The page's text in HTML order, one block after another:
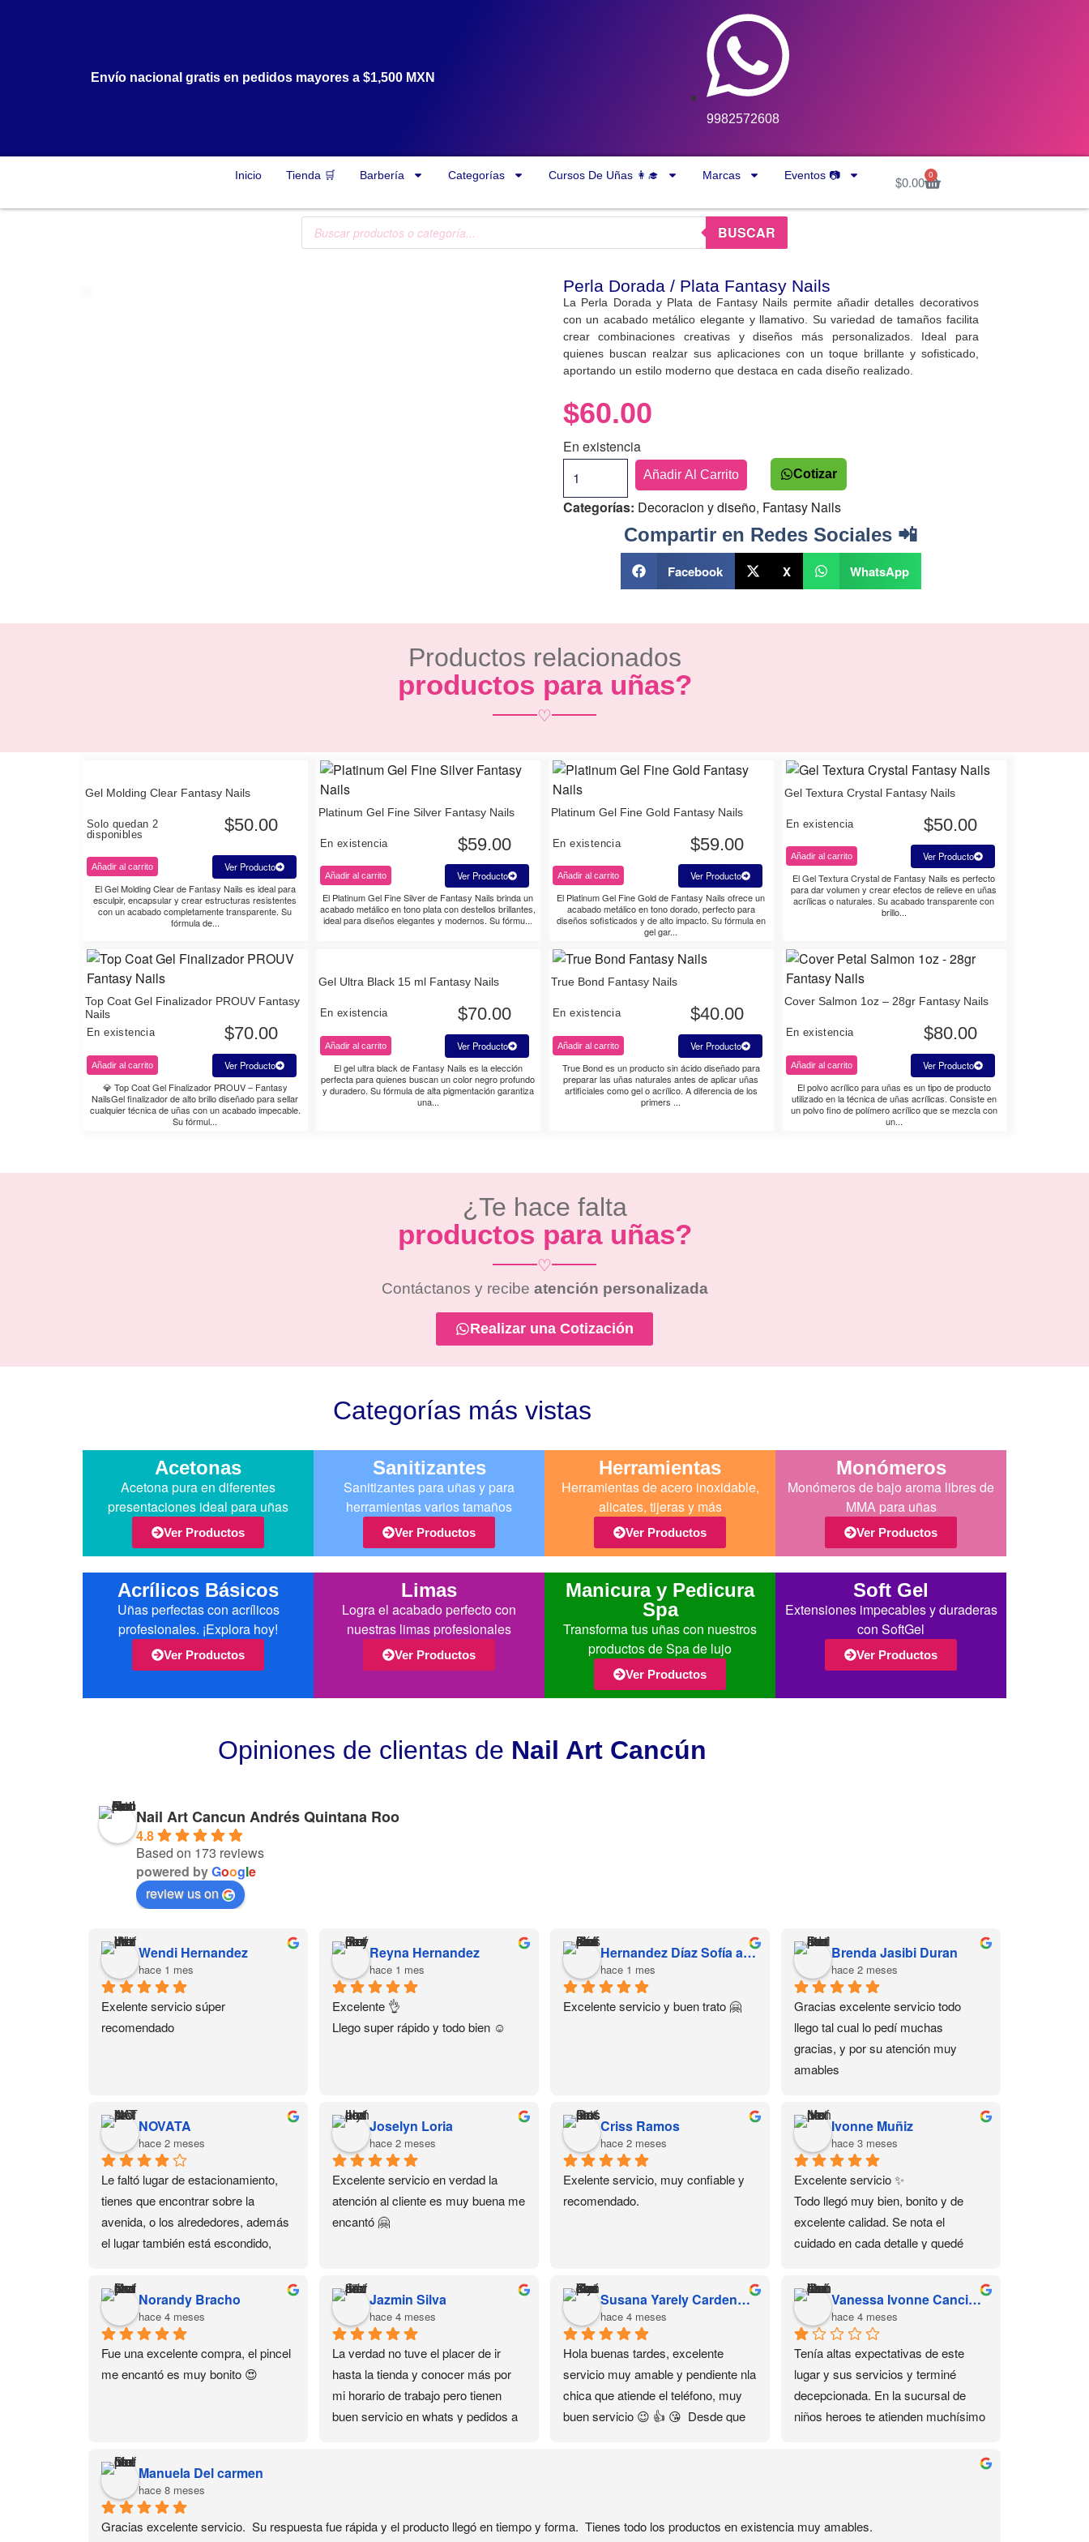
Envío nacional gratis en pedidos mayores a $1,500 MXN
9982572608
Inicio Tienda 🛒 Barbería Categorías Cursos De Uñas 👩‍🎓 Marcas Eventos 📷 $0.00 0
BUSCAR
Perla Dorada / Plata Fantasy Nails
La Perla Dorada y Plata de Fantasy Nails permite añadir detalles decorativos
con un acabado metálico elegante y llamativo. Su variedad de tamaños facilita
crear combinaciones creativas y diseños más personalizados. Ideal para
quienes buscan realzar sus aplicaciones con un toque brillante y sofisticado,
aportando un estilo moderno que destaca en cada diseño realizado.
$60.00
En existencia
Añadir Al Carrito Cotizar
Categorías: Decoracion y diseño, Fantasy Nails
Compartir en Redes Sociales 📲
Facebook X WhatsApp
Productos relacionados
productos para uñas?
♡
Gel Molding Clear Fantasy Nails
Solo quedan 2
disponibles
$50.00
Añadir al carrito
Ver Producto
El Gel Molding Clear de Fantasy Nails es ideal para
esculpir, encapsular y crear estructuras resistentes
con un acabado completamente transparente. Su
fórmula de...
Platinum Gel Fine Silver Fantasy Nails
En existencia $59.00
Añadir al carrito
Ver Producto
El Platinum Gel Fine Silver de Fantasy Nails brinda un
acabado metálico en tono plata con destellos brillantes,
ideal para diseños elegantes y modernos. Su fórmu...
Platinum Gel Fine Gold Fantasy Nails
En existencia $59.00
Añadir al carrito
Ver Producto
El Platinum Gel Fine Gold de Fantasy Nails ofrece un
acabado metálico en tono dorado, perfecto para
diseños sofisticados y de alto impacto. Su fórmula en
gel gar...
Gel Textura Crystal Fantasy Nails
En existencia $50.00
Añadir al carrito
Ver Producto
El Gel Textura Crystal de Fantasy Nails es perfecto
para dar volumen y crear efectos de relieve en uñas
acrílicas o naturales. Su acabado transparente con
brillo...
Top Coat Gel Finalizador PROUV Fantasy
Nails
En existencia $70.00
Añadir al carrito
Ver Producto
💎 Top Coat Gel Finalizador PROUV – Fantasy
NailsGel finalizador de alto brillo diseñado para sellar
cualquier técnica de uñas con un acabado impecable.
Su fórmul...
Gel Ultra Black 15 ml Fantasy Nails
En existencia $70.00
Añadir al carrito
Ver Producto
El gel ultra black de Fantasy Nails es la elección
perfecta para quienes buscan un color negro profundo
y duradero. Su fórmula de alta pigmentación garantiza
una...
True Bond Fantasy Nails
En existencia $40.00
Añadir al carrito
Ver Producto
True Bond es un producto sin ácido diseñado para
preparar las uñas naturales antes de aplicar uñas
artificiales como gel o acrílico. A diferencia de los
primers ...
Cover Salmon 1oz – 28gr Fantasy Nails
En existencia $80.00
Añadir al carrito
Ver Producto
El polvo acrílico para uñas es un tipo de producto
utilizado en la técnica de uñas acrílicas. Consiste en
un polvo fino de polímero acrílico que se mezcla con
un...
¿Te hace falta
productos para uñas?
♡
Contáctanos y recibe atención personalizada
Realizar una Cotización
Categorías más vistas
Acetonas
Acetona pura en diferentes
presentaciones ideal para uñas
Ver Productos
Sanitizantes
Sanitizantes para uñas y para
herramientas varios tamaños
Ver Productos
Herramientas
Herramientas de acero inoxidable,
alicates, tijeras y más
Ver Productos
Monómeros
Monómeros de bajo aroma libres de
MMA para uñas
Ver Productos
Acrílicos Básicos
Uñas perfectas con acrílicos
profesionales. ¡Explora hoy!
Ver Productos
Limas
Logra el acabado perfecto con
nuestras limas profesionales
Ver Productos
Manicura y Pedicura
Spa
Transforma tus uñas con nuestros
productos de Spa de lujo
Ver Productos
Soft Gel
Extensiones impecables y duraderas
con SoftGel
Ver Productos
Opiniones de clientas de Nail Art Cancún
Nail Art Cancun Andrés Quintana Roo
4.8
Based on 173 reviews
powered byGoogle
review us on
Wendi Hernandez
hace 1 mes
Exelente servicio súper
recomendado
Reyna Hernandez
hace 1 mes
Excelente 👌
Llego super rápido y todo bien ☺️
Hernandez Díaz Sofía alessandra
hace 1 mes
Excelente servicio y buen trato 🤗
Brenda Jasibi Duran
hace 2 meses
Gracias excelente servicio todo
llego tal cual lo pedí muchas
gracias, y por su atención muy
amables
NOVATA
hace 2 meses
Le faltó lugar de estacionamiento,
tienes que encontrar sobre la
avenida, o los alrededores, además
el lugar también está escondido,
eso de lado, tienen de todo en
productos para uñas y sus cursos
también son buenos.
Joselyn Loria
hace 2 meses
Excelente servicio en verdad la
atención al cliente es muy buena me
encantó 🤗
Criss Ramos
hace 2 meses
Exelente servicio, muy confiable y
recomendado.
Ivonne Muñiz
hace 3 meses
Excelente servicio ✨
Todo llegó muy bien, bonito y de
excelente calidad. Se nota el
cuidado en cada detalle y quedé
Sin duda volvería a comprar aquí.
Norandy Bracho
hace 4 meses
Fue una excelente compra, el pincel
me encantó es muy bonito 😍
Jazmin Silva
hace 4 meses
La verdad no tuve el placer de ir
hasta la tienda y conocer más por
mi horario de trabajo pero tienen
buen servicio en whats y pedidos a
Susana Yarely Cardenas Sanchez
hace 4 meses
Hola buenas tardes, excelente
servicio muy amable y pendiente nla
chica que atiende el teléfono, muy
buen servicio 😉 👍 😘  Desde que
seguro 🔐
Vanessa Ivonne Cancino Juárez
hace 4 meses
Tenía altas expectativas de este
lugar y sus servicios y terminé
decepcionada. En la sucursal de
niños heroes te atienden muchísimo
no pude asistir un día y me
Manuela Del carmen
hace 8 meses
Gracias excelente servicio.  Su respuesta fue rápida y el producto llegó en tiempo y forma.  Tienes todo los productos en existencia muy amables.